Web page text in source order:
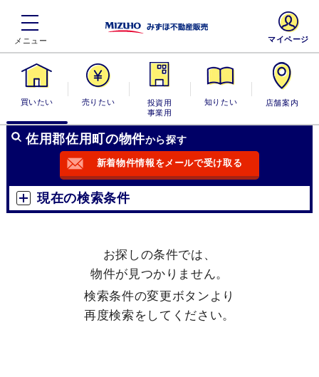
買いたい 売りたい
投資用・事業
用
知りたい 店舗案内
マイページ
佐用郡佐用町の物件から探す
新着物件情報をメールで受け取る
現在の検索条件
お探しの条件では、
物件が見つかりません。
検索条件の変更ボタンより
再度検索をしてください。